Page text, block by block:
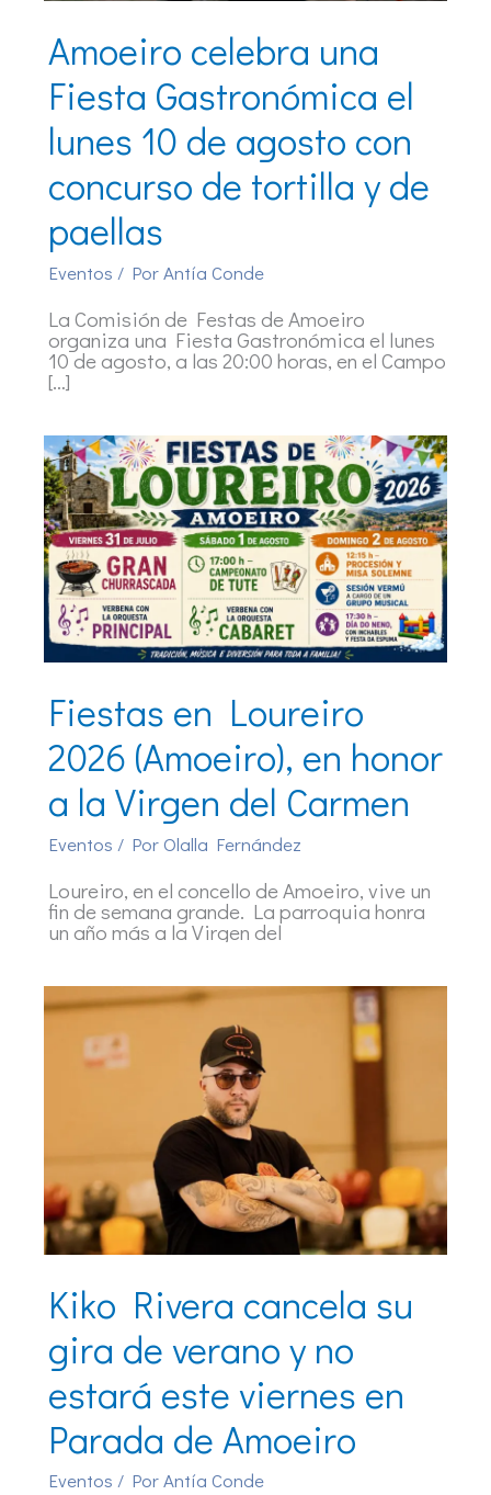
Amoeiro celebra una
Fiesta Gastronómica el
lunes 10 de agosto con
concurso de tortilla y de
paellas
Eventos / PorAntía Conde
La Comisión de Festas de Amoeiro
organiza una Fiesta Gastronómica el lunes
10 de agosto, a las 20:00 horas, en el Campo
[…]
Fiestas en Loureiro
2026 (Amoeiro), en honor
a la Virgen del Carmen
Eventos / PorOlalla Fernández
Loureiro, en el concello de Amoeiro, vive un
fin de semana grande. La parroquia honra
un año más a la Virgen del
Kiko Rivera cancela su
gira de verano y no
estará este viernes en
Parada de Amoeiro
Eventos / PorAntía Conde